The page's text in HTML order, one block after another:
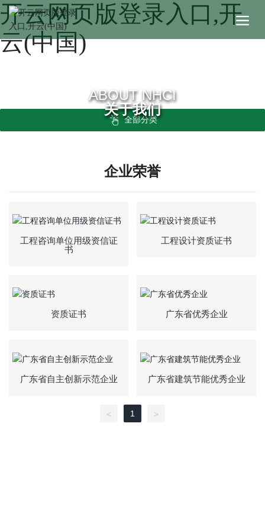
开云网页版登录入口,开
云(中国)
ABOUT NHCI
关于我们
全部分类
企业荣誉
工程咨询单位用级资信证
书
工程设计资质证书
资质证书 广东省优秀企业
广东省自主创新示范企业 广东省建筑节能优秀企业
< 1 >